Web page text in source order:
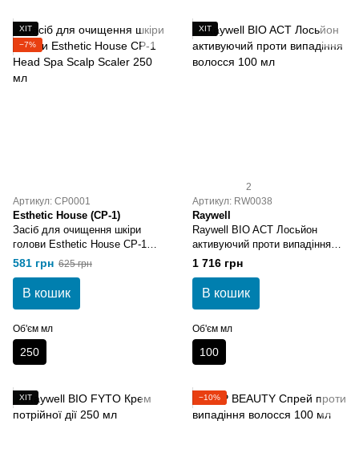
ХІТ
−7%
Артикул: CP0001
Esthetic House (CP-1)
Засіб для очищення шкіри
голови Esthetic House CP-1
Head Spa Scalp Scaler 250 мл
581 грн 625 грн
В кошик
Об'єм мл
250
ХІТ
2
Артикул: RW0038
Raywell
Raywell BIO ACT Лосьйон
активуючий проти випадіння
волосся 100 мл
1 716 грн
В кошик
Об'єм мл
100
ХІТ −10%